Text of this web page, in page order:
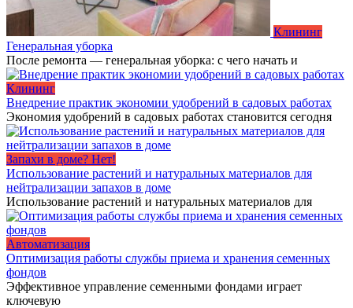
Клининг
Генеральная уборка
После ремонта — генеральная уборка: с чего начать и
Клининг
Внедрение практик экономии удобрений в садовых работах
Экономия удобрений в садовых работах становится сегодня
Запахи в доме? Нет!
Использование растений и натуральных материалов для
нейтрализации запахов в доме
Использование растений и натуральных материалов для
Автоматизация
Оптимизация работы службы приема и хранения семенных
фондов
Эффективное управление семенными фондами играет
ключевую